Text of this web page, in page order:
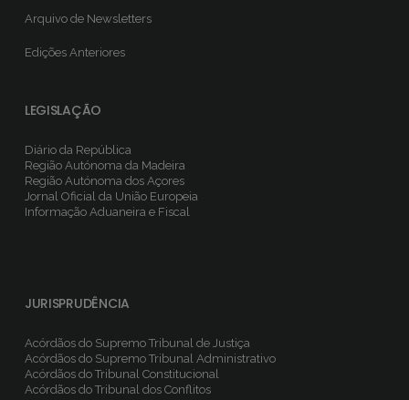
Arquivo de Newsletters
Edições Anteriores
LEGISLAÇÃO
Diário da República
Região Autónoma da Madeira
Região Autónoma dos Açores
Jornal Oficial da União Europeia
Informação Aduaneira e Fiscal
JURISPRUDÊNCIA
Acórdãos do Supremo Tribunal de Justiça
Acórdãos do Supremo Tribunal Administrativo
Acórdãos do Tribunal Constitucional
Acórdãos do Tribunal dos Conflitos